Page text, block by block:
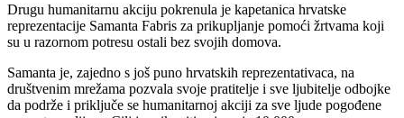
Drugu humanitarnu akciju pokrenula je kapetanica hrvatske
reprezentacije Samanta Fabris za prikupljanje pomoći žrtvama koji
su u razornom potresu ostali bez svojih domova.
Samanta je, zajedno s još puno hrvatskih reprezentativaca, na
društvenim mrežama pozvala svoje pratitelje i sve ljubitelje odbojke
da podrže i priključe se humanitarnoj akciji za sve ljude pogođene